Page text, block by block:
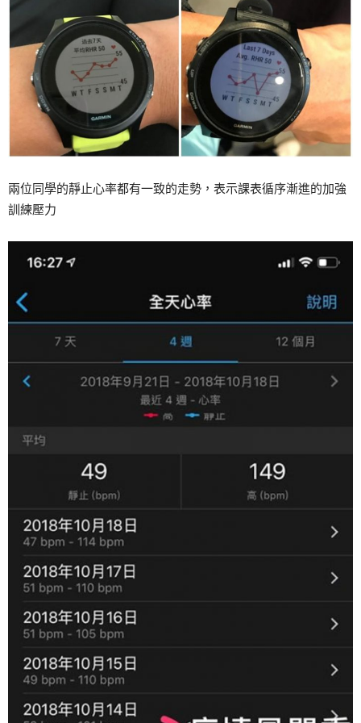
兩位同學的靜止心率都有一致的走勢，表示課表循序漸進的加強
訓練壓力